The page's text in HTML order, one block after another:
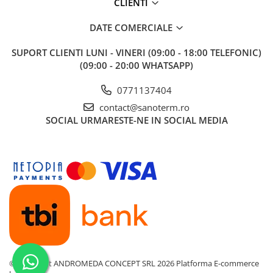
Baterii cu pipa flexibila
Chiuvete Compozit
Seturi chiuvete si baterii
Distribuitoare
Grup amestec
Automatizari
Pompe recirculare
Pompa ridicare presiune
Cutii distribuitoare
pot fi modificate de către producător fără preaviz, sau pot
CLIENTI
DATE COMERCIALE
SUPORT CLIENTI LUNI - VINERI (09:00 - 18:00 TELEFONIC)
(09:00 - 20:00 WHATSAPP)
0771137404
contact@sanoterm.ro
SOCIAL URMARESTE-NE IN SOCIAL MEDIA
©Copyright ANDROMEDA CONCEPT SRL 2026 Platforma E-commerce